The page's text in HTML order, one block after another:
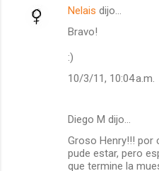
Nelais dijo…
Bravo!
:)
10/3/11, 10:04 a.m.
Diego M dijo…
Groso Henry!!! por
pude estar, pero
que termine la